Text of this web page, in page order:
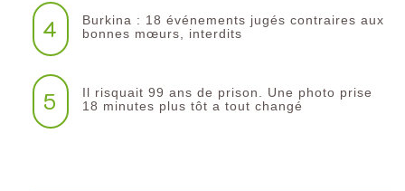
4
Burkina : 18 événements jugés contraires aux
bonnes mœurs, interdits
5
Il risquait 99 ans de prison. Une photo prise
18 minutes plus tôt a tout changé